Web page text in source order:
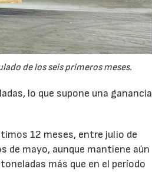
de los seis primeros meses.
lo que supone una ganancia
12 meses, entre julio de
de mayo, aunque mantiene aún
más que en el período